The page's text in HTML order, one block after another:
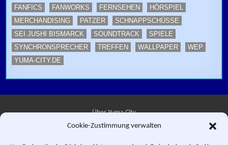
Cookie-Zustimmung verwalten
FANFICS
FANWORKS FERNSEHEN
HÖRSPIEL
MERCHANDISING
PATZER
SCHNAPPSCHÜSSE
SEI JUSHI BISMARCK
SOUNDTRACK
SPIELE
SYNCHRONSPRECHER
TREFFEN WALLPAPER
WEP
YUMA-CITY.DE
Über Yuma City